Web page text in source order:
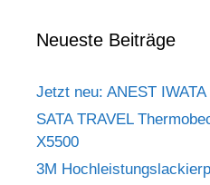
Neueste Beiträge
Jetzt neu: ANEST
SATA TRAVEL
X5500
3M